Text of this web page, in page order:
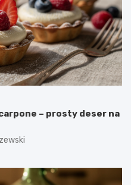
– prosty deser na